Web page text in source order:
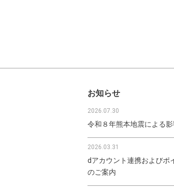
お知らせ
2026.07.30
令和８年熊本地震による
2026.03.31
dアカウント連携およびポ
のご案内